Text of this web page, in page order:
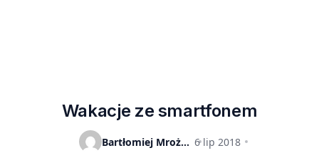
Wakacje ze smartfonem
Bartłomiej Mrożewski 6 lip 2018